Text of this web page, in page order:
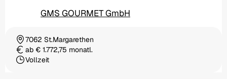
GMS GOURMET GmbH
Ortschaft
7062 St.Margarethen
Gehaltab € 1.772,75 monatl.
Beschäftigungsart
Vollzeit